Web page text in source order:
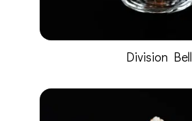
Division Bell